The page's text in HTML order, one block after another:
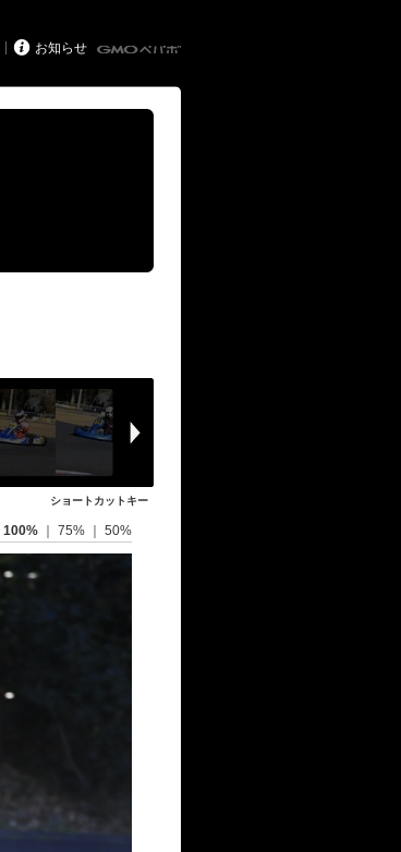
 お知らせ
ショートカットキー
100% 75% 50%